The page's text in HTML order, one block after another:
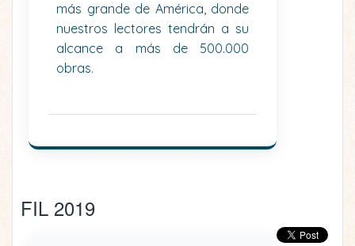
más grande de América, donde
nuestros lectores tendrán a su
alcance a más de 500.000
obras.
FIL 2019